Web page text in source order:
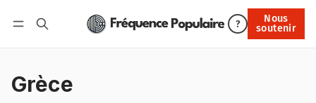
?
Nous
soutenir
Nous soutenir
Grèce